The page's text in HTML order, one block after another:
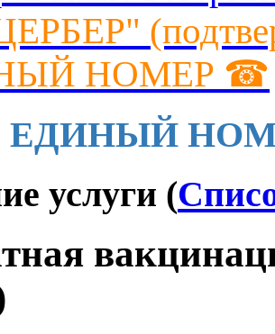
НОМЕР ☎
ЕДИНЫЙ
услуги (